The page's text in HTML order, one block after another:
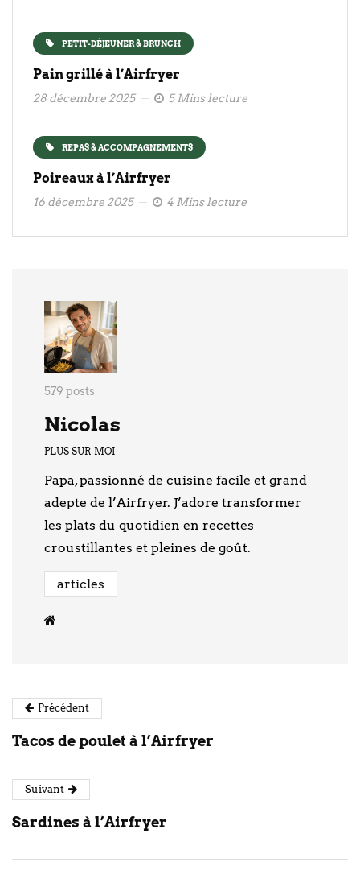
PETIT-DÉJEUNER & BRUNCH
Pain grillé à l’Airfryer
28 décembre 2025 5 Mins lecture
REPAS & ACCOMPAGNEMENTS
Poireaux à l’Airfryer
16 décembre 2025 4 Mins lecture
579 posts
Nicolas
PLUS SUR MOI
Papa, passionné de cuisine facile et grand
adepte de l’Airfryer. J’adore transformer
les plats du quotidien en recettes
croustillantes et pleines de goût.
articles
Précédent
Tacos de poulet à l’Airfryer
Suivant
Sardines à l’Airfryer